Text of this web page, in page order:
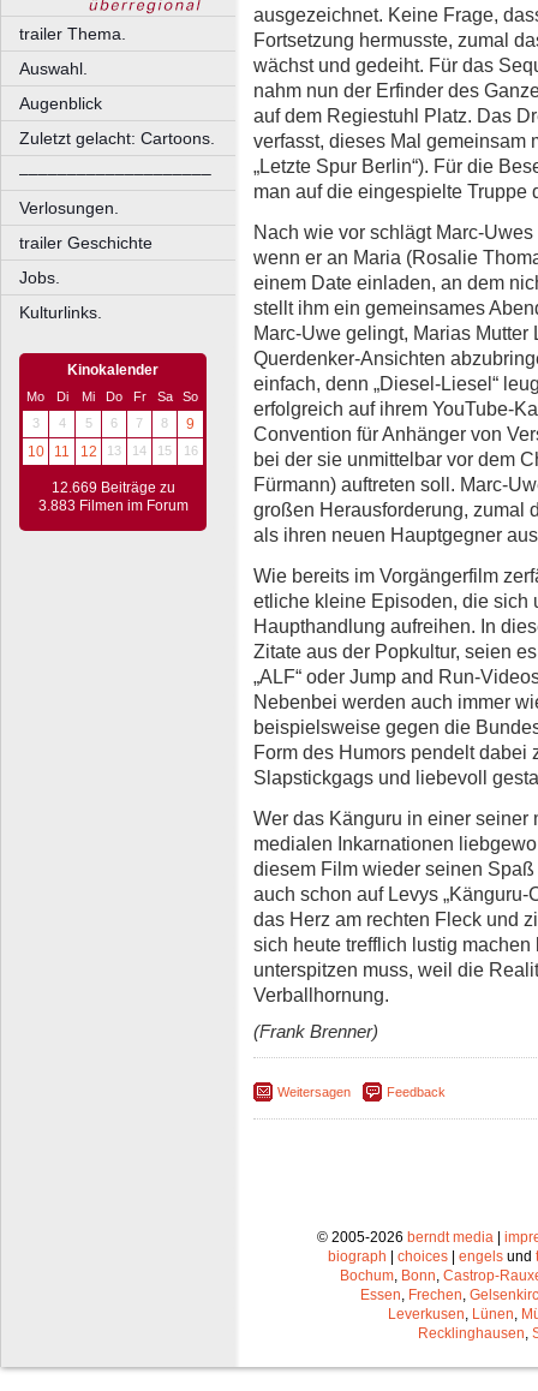
trailer Thema.
Auswahl.
Augenblick
Zuletzt gelacht: Cartoons.
––––––––––––––––––––
Verlosungen.
trailer Geschichte
Jobs.
Kulturlinks.
Kinokalender
Mo Di Mi Do Fr Sa
So
3
4 5 6 7 8
9
10
11 12 13 14 15 16
12.669 Beiträge zu
3.883 Filmen im Forum
ausgezeichnet. Keine Frage,
Fortsetzung hermusste, zumal
wächst und gedeiht. Für das
nahm nun der Erfinder des
auf dem Regiestuhl Platz. Das
verfasst, dieses Mal gemeinsam
„Letzte Spur Berlin“). Für die
man auf die eingespielte Truppe
Nach wie vor schlägt Marc-
wenn er an Maria (Rosalie
einem Date einladen, an dem
stellt ihm ein gemeinsames
Marc-Uwe gelingt, Marias
Querdenker-Ansichten
einfach, denn „Diesel-Liesel“
erfolgreich auf ihrem YouTube-
Convention für Anhänger von
bei der sie unmittelbar vor dem
Fürmann) auftreten soll. Marc-
großen Herausforderung, zumal
als ihren neuen Hauptgegner
Wie bereits im Vorgängerfilm
etliche kleine Episoden, die sich
Haupthandlung aufreihen. In
Zitate aus der Popkultur, seien
„ALF“ oder Jump and Run-
Nebenbei werden auch immer
beispielsweise gegen die
Form des Humors pendelt dabei
Slapstickgags und liebevoll
Wer das Känguru in einer
medialen Inkarnationen
diesem Film wieder seinen
auch schon auf Levys
das Herz am rechten Fleck und
sich heute trefflich lustig
unterspitzen muss, weil die
Verballhornung.
(Frank Brenner)
Weitersagen Feedback
© 2005-2026 berndt media |
biograph | choices | engels und
Bochum Bonn Castrop-
Essen Frechen
Leverkusen Lünen
Recklinghausen